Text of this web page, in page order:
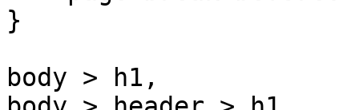
}
body > h1,